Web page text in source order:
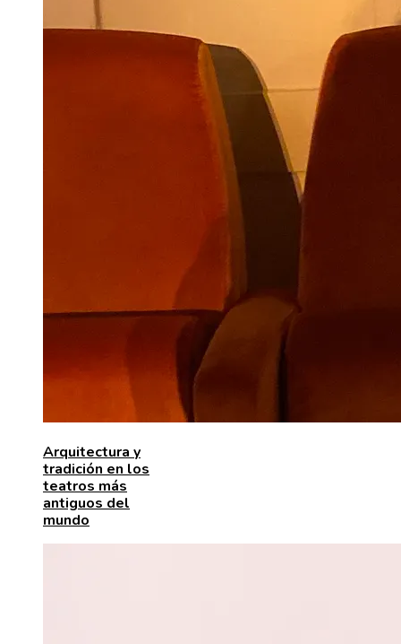
Arquitectura y
tradición en los
teatros más
antiguos del
mundo